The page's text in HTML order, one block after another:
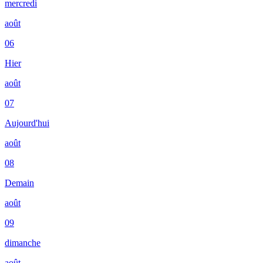
mercredi
août
06
Hier
août
07
Aujourd'hui
août
08
Demain
août
09
dimanche